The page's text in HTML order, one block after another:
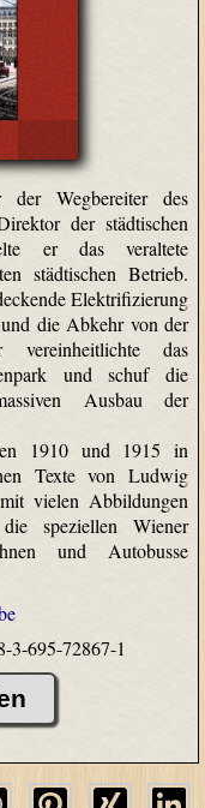
der Wegbereiter des
der städtischen
er das veraltete
städtischen Betrieb.
Elektrifizierung
und die Abkehr von der
vereinheitlichte das
und schuf die
Ausbau der
1910 und 1915 in
Texte von Ludwig
vielen Abbildungen
speziellen Wiener
und Autobusse
3-695-72867-1